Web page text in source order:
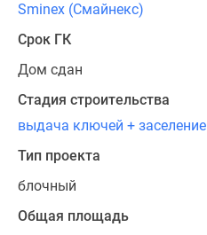
Sminex (Смайнекс)
Срок ГК
Дом сдан
Стадия строительства
выдача ключей + заселение
Тип проекта
блочный
Общая площадь